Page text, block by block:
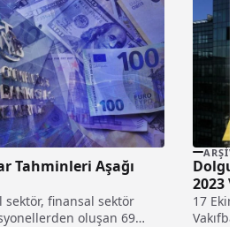
Tahminleri Aşağı
sektör, finansal sektör
oluşan 69
ARŞIV
2023
17